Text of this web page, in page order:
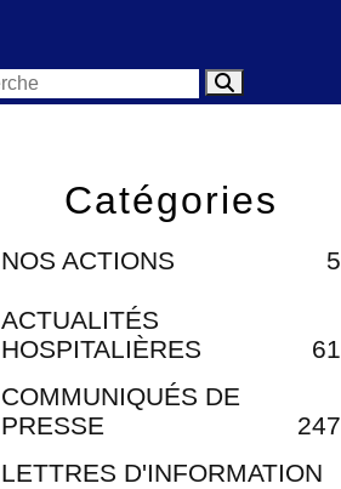
Catégories
NOS ACTIONS 5
ACTUALITÉS
HOSPITALIÈRES
61
COMMUNIQUÉS DE
PRESSE
247
LETTRES D'INFORMATION